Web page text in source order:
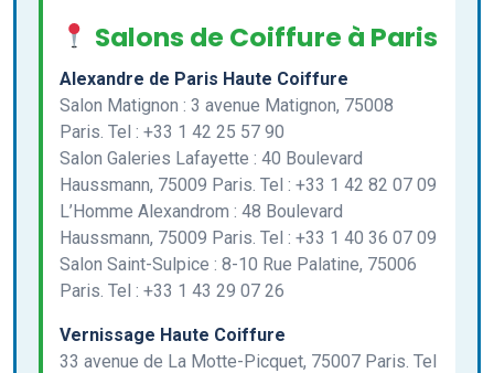
Salons de Coiffure à Paris
Alexandre de Paris Haute Coiffure
Salon Matignon : 3 avenue Matignon, 75008
Paris. Tel : +33 1 42 25 57 90
Salon Galeries Lafayette : 40 Boulevard
Haussmann, 75009 Paris. Tel : +33 1 42 82 07 09
L’Homme Alexandrom : 48 Boulevard
Haussmann, 75009 Paris. Tel : +33 1 40 36 07 09
Salon Saint-Sulpice : 8-10 Rue Palatine, 75006
Paris. Tel : +33 1 43 29 07 26
Vernissage Haute Coiffure
33 avenue de La Motte-Picquet, 75007 Paris. Tel